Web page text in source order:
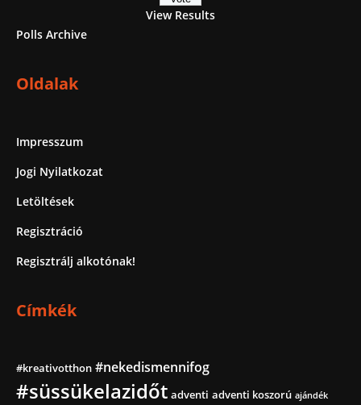
View Results
Polls Archive
Oldalak
Impresszum
Jogi Nyilatkozat
Letöltések
Regisztráció
Regisztrálj alkotónak!
Címkék
#kreativotthon #nekedismennifog
#süssükelazidőt adventi adventi koszorú ajándék